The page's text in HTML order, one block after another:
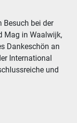
Besuch bei der
Mag in Waalwijk,
Dankeschön an
International
und